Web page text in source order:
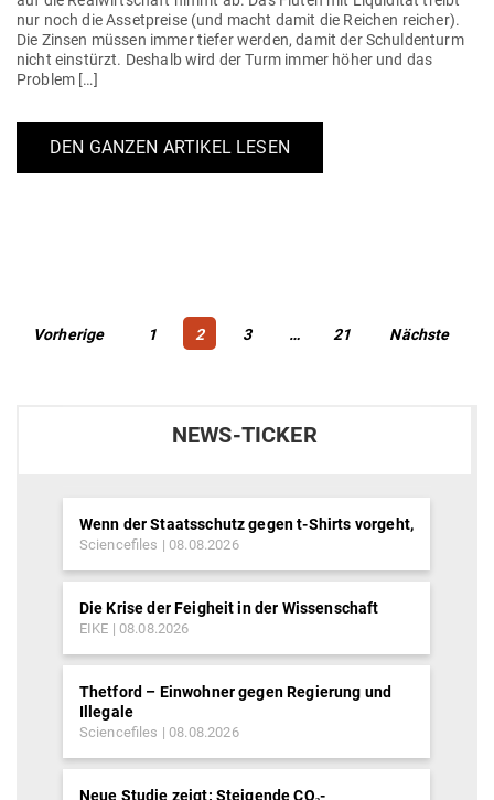
nur noch die Asset­preise (und macht damit die Reichen reicher).
Die Zinsen müssen immer tiefer werden, damit der Schul­denturm
nicht ein­stürzt. Deshalb wird der Turm immer höher und das
Problem […]
DEN GANZEN ARTIKEL LESEN
Beitragsnavigation
Vorherige Page
1 Page
2 Page
3 … Page
21 Nächste
NEWS-TICKER
Wenn der Staatsschutz gegen t-Shirts vorgeht,
Sciencefiles 08.08.2026
Die Krise der Feigheit in der Wissenschaft
EIKE 08.08.2026
Thetford – Einwohner gegen Regierung und
Illegale
Sciencefiles 08.08.2026
Neue Studie zeigt: Steigende CO₂-